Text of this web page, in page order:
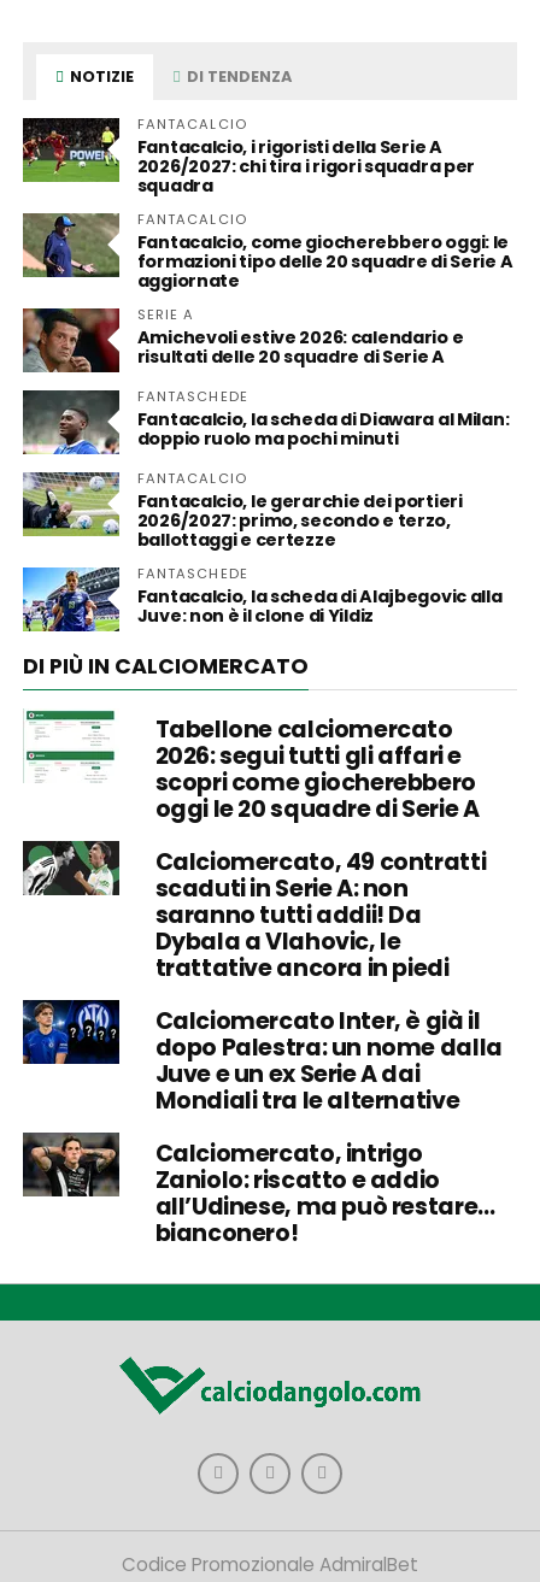
NOTIZIE DI TENDENZA
FANTACALCIO
Fantacalcio, i rigoristi della Serie A
2026/2027: chi tira i rigori squadra per
squadra
FANTACALCIO
Fantacalcio, come giocherebbero oggi: le
formazioni tipo delle 20 squadre di Serie A
aggiornate
SERIE A
Amichevoli estive 2026: calendario e
risultati delle 20 squadre di Serie A
FANTASCHEDE
Fantacalcio, la scheda di Diawara al Milan:
doppio ruolo ma pochi minuti
FANTACALCIO
Fantacalcio, le gerarchie dei portieri
2026/2027: primo, secondo e terzo,
ballottaggi e certezze
FANTASCHEDE
Fantacalcio, la scheda di Alajbegovic alla
Juve: non è il clone di Yildiz
DI PIÙ IN CALCIOMERCATO
Tabellone calciomercato
2026: segui tutti gli affari e
scopri come giocherebbero
oggi le 20 squadre di Serie A
Calciomercato, 49 contratti
scaduti in Serie A: non
saranno tutti addii! Da
Dybala a Vlahovic, le
trattative ancora in piedi
Calciomercato Inter, è già il
dopo Palestra: un nome dalla
Juve e un ex Serie A dai
Mondiali tra le alternative
Calciomercato, intrigo
Zaniolo: riscatto e addio
all’Udinese, ma può restare…
bianconero!
Codice Promozionale AdmiralBet